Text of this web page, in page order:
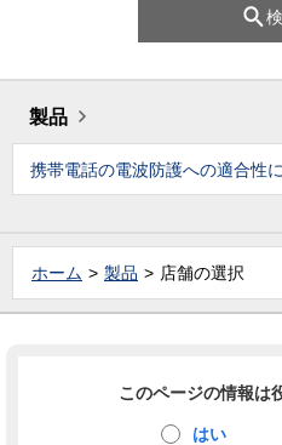
製品
携帯電話の電波防護への適合性
ホーム 製品 店舗の選択
このページの情報は
はい